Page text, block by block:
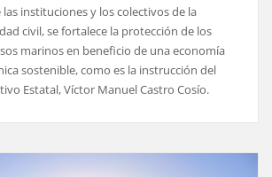
instituciones y los colectivos de la
civil, se fortalece la protección de los
marinos en beneficio de una economía
sostenible, como es la instrucción del
Estatal, Víctor Manuel Castro Cosío.